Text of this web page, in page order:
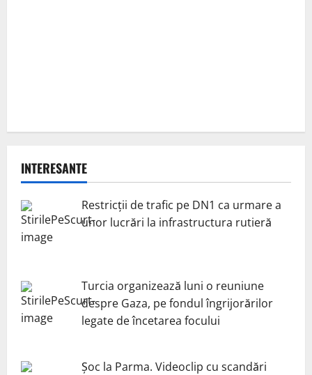
INTERESANTE
Restricții de trafic pe DN1 ca urmare a
unor lucrări la infrastructura rutieră
Turcia organizează luni o reuniune
despre Gaza, pe fondul îngrijorărilor
legate de încetarea focului
Șoc la Parma. Videoclip cu scandări